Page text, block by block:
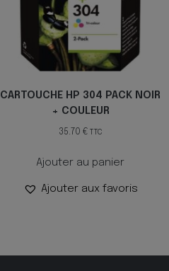
CARTOUCHE HP 304 PACK NOIR
+ COULEUR
35.70 € TTC
Ajouter au panier
Ajouter aux favoris